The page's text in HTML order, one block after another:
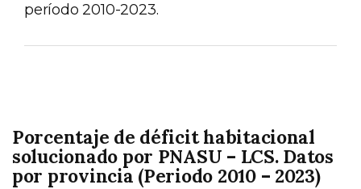
período 2010-2023.
Porcentaje de déficit habitacional
solucionado por PNASU – LCS. Datos
por provincia (Periodo 2010 – 2023)